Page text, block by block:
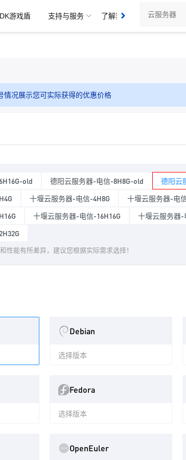
游戏盾 支持与服务 了解我们
情况展示您可实际获得的优惠价格
old
德阳云服务器-电信-8H8G-old
德阳云
十堰云服务器-电信-4H8G
十堰云服务器-电
十堰云服务器-电信-16H16G
十堰云服务器-
性能有所差异，建议您根据实际需求选择！
Debian
选择版本
Fedora
选择版本
OpenEuler